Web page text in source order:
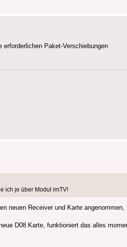
Paket-Verschiebungen
ich je über Modul imTV!
neuen Receiver und Karte
D08 Karte, funktioniert das alles